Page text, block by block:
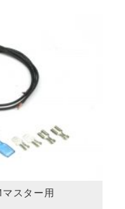
スター用